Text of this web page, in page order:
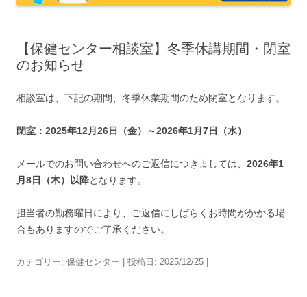
【保健センター相談室】冬季休講期間・閉室
のお知らせ
相談室は、下記の期間、冬季休業期間のため閉室となります。
閉室：2025年12月26日（金）～2026年1月7日（水）
メールでのお問い合わせへのご返信につきましては、 2026年1
月8日（木）以降となります。
担当者の勤務曜日により、ご返信にしばらくお時間がかかる場
合もありますのでご了承ください。
カテゴリー: 保健センター | 投稿日: 2025/12/25